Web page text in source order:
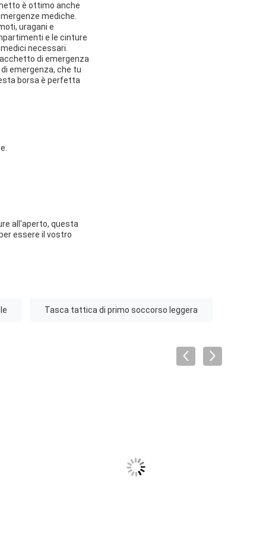
è ottimo anche
mediche.
uragani e
e le cinture
necessari.
di emergenza
emergenza, che tu
borsa è perfetta
all'aperto, questa
essere il vostro
Tasca tattica di primo soccorso leggera